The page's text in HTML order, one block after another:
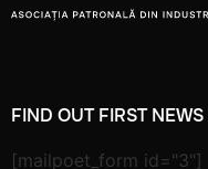
FIND OUT FIRST
[mailpoet_form id="3"]